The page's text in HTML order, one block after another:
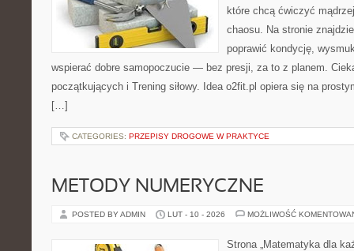
które chcą ćwiczyć
chaosu. Na stronie
poprawić kondycję,
wspierać dobre samopoczucie — bez presji, za to z planem.
początkujących i Trening siłowy. Idea o2fit.pl opiera się na
[…]
CATEGORIES: PRZEPISY DROGOWE W PRAKTYCE
METODY NUMERYCZNE
POSTED BY ADMIN LUT - 10 - 2026 MOŻLIWOŚĆ
Strona „Matematyka dla